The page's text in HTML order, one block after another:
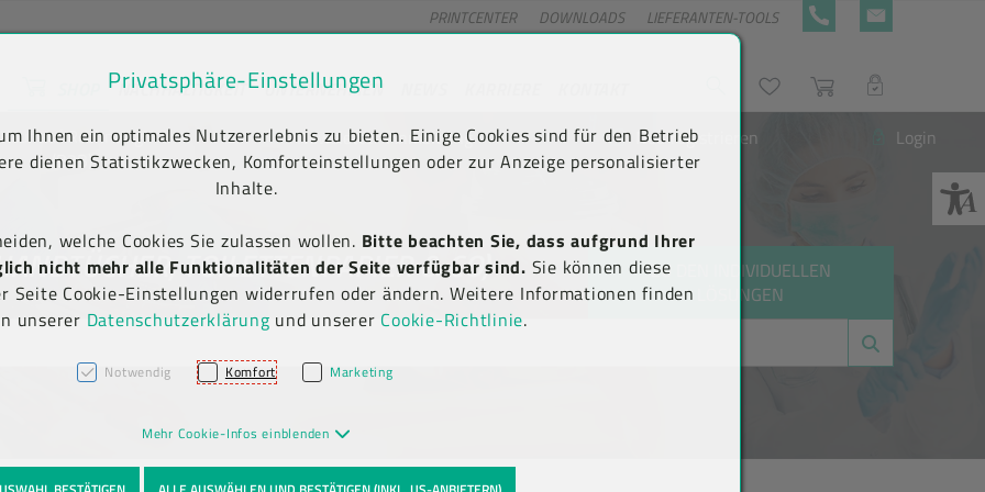
springen [AK + 2]
[AK + 5]
PRINTCENTER DOWNLOADS LIEFERANTEN-TOOLS +43 5576 7177 818
NACHHALTIGKEIT UNTERNEHMEN WunschlisteWarenkorb
LOGIN
Kauf auf Rechnung
(B2B)
Newsletter-Anmeldung Neu registrieren Login
TOILETTENPAPIER & CO)
ZU DEN INDIVIDUELLEN
LÖSUNGEN
Privatsphäre-Einstellungen
Ihnen ein optimales Nutzererlebnis zu bieten. Einige Cookies sind für den Betrieb
dienen Statistikzwecken, Komforteinstellungen oder zur Anzeige personalisierter
Inhalte.
welche Cookies Sie zulassen wollen. Bitte beachten Sie, dass aufgrund Ihrer
nicht mehr alle Funktionalitäten der Seite verfügbar sind. Sie können diese
Seite Cookie-Einstellungen widerrufen oder ändern. Weitere Informationen finden
unserer Datenschutzerklärung und unserer Cookie-Richtlinie.
Notwendig Komfort Marketing
Mehr Cookie-Infos einblenden